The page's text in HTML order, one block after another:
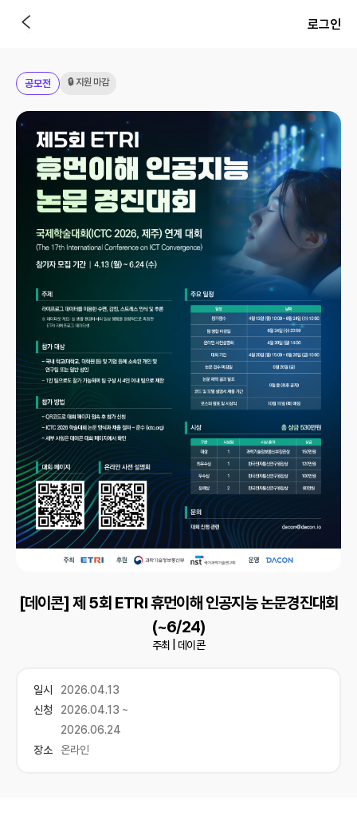
로그인
공모전 🔒 지원 마감
[데이콘] 제 5회 ETRI 휴먼이해 인공지능 논문경진대회
(~6/24)
주최 | 데이콘
일시
2026.04.13
신청
2026.04.13 ~
2026.06.24
장소
온라인